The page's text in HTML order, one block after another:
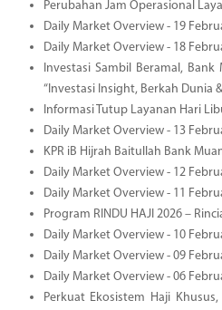
Perubahan Jam Operasional
Daily Market Overview - 19
Daily Market Overview - 18
Investasi Sambil Beramal,
“Investasi Insight, Berkah Dunia
Informasi Tutup Layanan Hari
Daily Market Overview - 13
KPR iB Hijrah Baitullah Bank
Daily Market Overview - 12
Daily Market Overview - 11
Program RINDU HAJI 2026 –
Daily Market Overview - 10
Daily Market Overview - 09
Daily Market Overview - 06
Perkuat Ekosistem Haji